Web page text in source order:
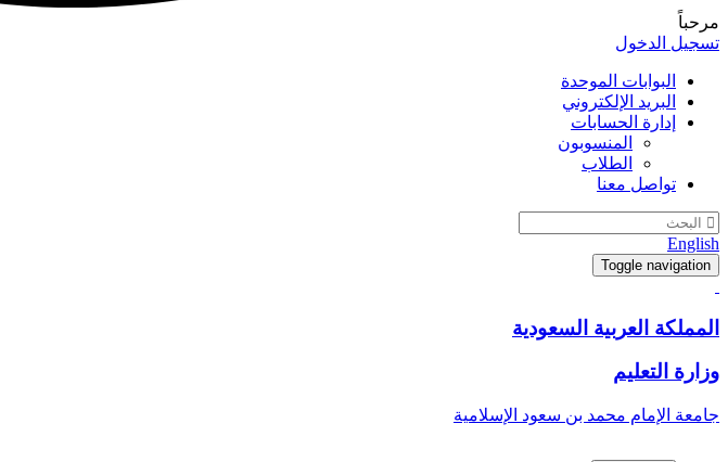
مرحباً
تسجيل الدخول
البوابات الموحدة
البريد الإلكتروني
إدارة الحسابات
المنسوبون
الطلاب
تواصل معنا
English
Toggle navigation
المملكة العربية السعودية
وزارة التعليم
جامعة الإمام محمد بن سعود الإسلامية